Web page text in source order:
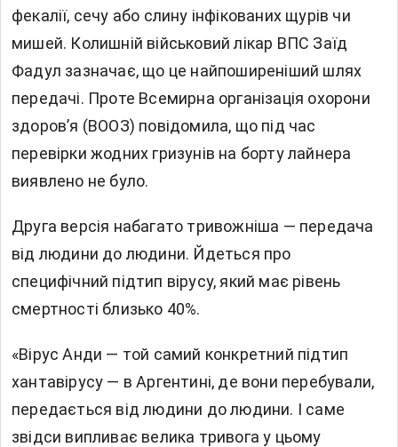
фекалії, сечу або слину інфікованих щурів чи
мишей. Колишній військовий лікар ВПС Заїд
Фадул зазначає, що це найпоширеніший шлях
передачі. Проте Всемирна організація охорони
здоров’я (ВООЗ) повідомила, що під час
перевірки жодних гризунів на борту лайнера
виявлено не було.
Друга версія набагато тривожніша — передача
від людини до людини. Йдеться про
специфічний підтип вірусу, який має рівень
смертності близько 40%.
«Вірус Анди — той самий конкретний підтип
хантавірусу — в Аргентині, де вони перебували,
передається від людини до людини. І саме
звідси випливає велика тривога у цьому